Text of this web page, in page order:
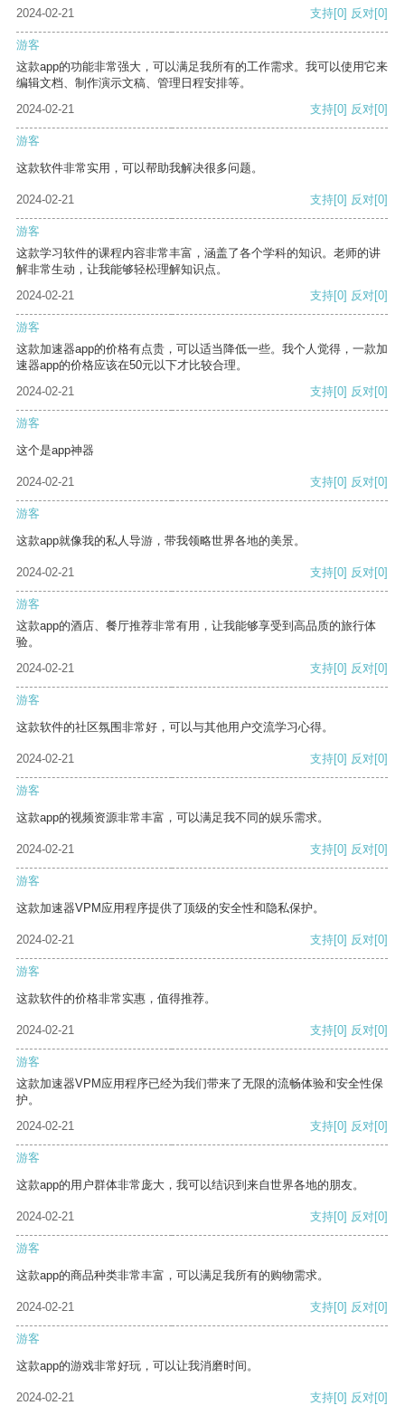
2024-02-21 支持[0] 反对[0]
游客
这款app的功能非常强大，可以满足我所有的工作需求。我可以使用它来
编辑文档、制作演示文稿、管理日程安排等。
2024-02-21
支持[0] 反对[0]
游客
这款软件非常实用，可以帮助我解决很多问题。
2024-02-21 支持[0] 反对[0]
游客
这款学习软件的课程内容非常丰富，涵盖了各个学科的知识。老师的讲
解非常生动，让我能够轻松理解知识点。
2024-02-21
支持[0] 反对[0]
游客
这款加速器app的价格有点贵，可以适当降低一些。我个人觉得，一款加
速器app的价格应该在50元以下才比较合理。
2024-02-21
支持[0] 反对[0]
游客
这个是app神器
2024-02-21 支持[0] 反对[0]
游客
这款app就像我的私人导游，带我领略世界各地的美景。
2024-02-21 支持[0] 反对[0]
游客
这款app的酒店、餐厅推荐非常有用，让我能够享受到高品质的旅行体
验。
2024-02-21
支持[0] 反对[0]
游客
这款软件的社区氛围非常好，可以与其他用户交流学习心得。
2024-02-21 支持[0] 反对[0]
游客
这款app的视频资源非常丰富，可以满足我不同的娱乐需求。
2024-02-21 支持[0] 反对[0]
游客
这款加速器VPM应用程序提供了顶级的安全性和隐私保护。
2024-02-21 支持[0] 反对[0]
游客
这款软件的价格非常实惠，值得推荐。
2024-02-21 支持[0] 反对[0]
游客
这款加速器VPM应用程序已经为我们带来了无限的流畅体验和安全性保
护。
2024-02-21
支持[0] 反对[0]
游客
这款app的用户群体非常庞大，我可以结识到来自世界各地的朋友。
2024-02-21 支持[0] 反对[0]
游客
这款app的商品种类非常丰富，可以满足我所有的购物需求。
2024-02-21 支持[0] 反对[0]
游客
这款app的游戏非常好玩，可以让我消磨时间。
2024-02-21 支持[0] 反对[0]